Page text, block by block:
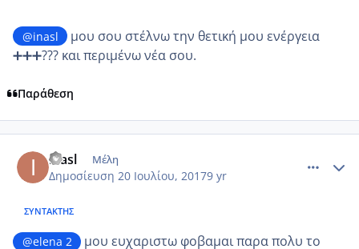
@inasl
μου σου στέλνω την θετική μου ενέργεια
➕➕➕??? και περιμένω νέα σου.
Παράθεση
inasl Μέλη
Δημοσίευση 20 Ιουλίου, 20179 yr
ΣΥΝΤΆΚΤΗΣ
@elena 2
μου ευχαριστω φοβαμαι παρα πολυ το